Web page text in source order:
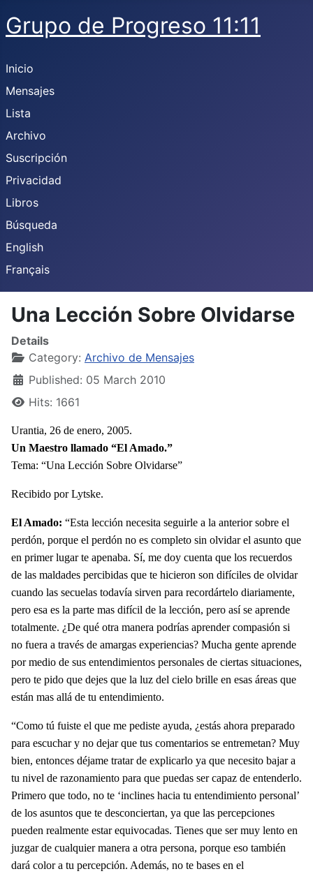
Grupo de Progreso 11:11
Inicio
Mensajes
Lista
Archivo
Suscripción
Privacidad
Libros
Búsqueda
English
Français
Una Lección Sobre Olvidarse
Details
Category: Archivo de Mensajes
Published: 05 March 2010
Hits: 1661
Urantia, 26 de enero, 2005.
Un Maestro llamado “El Amado.”
Tema: “Una Lección Sobre Olvidarse”
Recibido por Lytske.
El Amado: “Esta lección necesita seguirle a la anterior sobre el
perdón, porque el perdón no es completo sin olvidar el asunto que
en primer lugar te apenaba. Sí, me doy cuenta que los recuerdos
de las maldades percibidas que te hicieron son difíciles de olvidar
cuando las secuelas todavía sirven para recordártelo diariamente,
pero esa es la parte mas difícil de la lección, pero así se aprende
totalmente. ¿De qué otra manera podrías aprender compasión si
no fuera a través de amargas experiencias? Mucha gente aprende
por medio de sus entendimientos personales de ciertas situaciones,
pero te pido que dejes que la luz del cielo brille en esas áreas que
están mas allá de tu entendimiento.
“Como tú fuiste el que me pediste ayuda, ¿estás ahora preparado
para escuchar y no dejar que tus comentarios se entremetan? Muy
bien, entonces déjame tratar de explicarlo ya que necesito bajar a
tu nivel de razonamiento para que puedas ser capaz de entenderlo.
Primero que todo, no te ‘inclines hacia tu entendimiento personal’
de los asuntos que te desconciertan, ya que las percepciones
pueden realmente estar equivocadas. Tienes que ser muy lento en
juzgar de cualquier manera a otra persona, porque eso también
dará color a tu percepción. Además, no te bases en el